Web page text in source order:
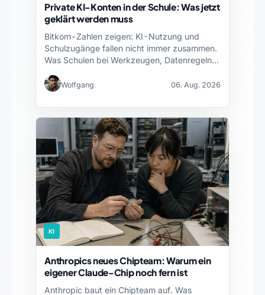
Private KI-Konten in der Schule: Was jetzt
geklärt werden muss
Bitkom-Zahlen zeigen: KI-Nutzung und
Schulzugänge fallen nicht immer zusammen.
Was Schulen bei Werkzeugen, Datenregeln
Wolfgang 06. Aug. 2026
KI
Anthropics neues Chipteam: Warum ein
eigener Claude-Chip noch fern ist
Anthropic baut ein Chipteam auf. Was